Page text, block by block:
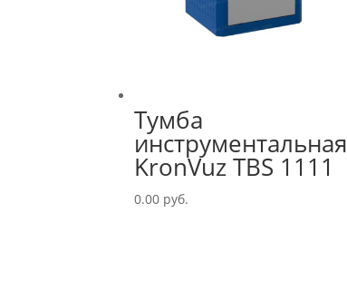
Тумба
инструментальная
KronVuz TBS 1111
0.00 руб.